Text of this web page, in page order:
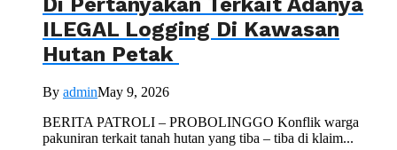
ILEGAL Logging Di Kawasan
Hutan Petak
By adminMay 9, 2026
BERITA PATROLI – PROBOLINGGO Konflik warga
pakuniran terkait tanah hutan yang tiba – tiba di klaim...